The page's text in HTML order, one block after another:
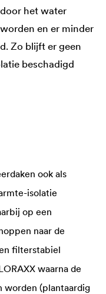
het water
en er minder
Zo blijft er geen
beschadigd
ook als
isolatie
op een
naar de
filterstabiel
waarna de
worden (plantaardig